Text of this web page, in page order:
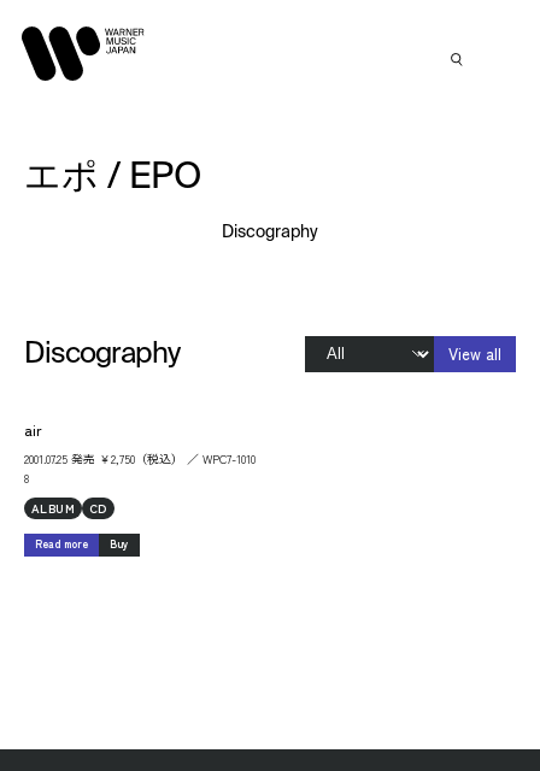
エポ / EPO
Discography
Discography View all
air
2001.07.25 発売 ￥2,750（税込） ／ WPC7-1010
8
ALBUM
CD
Read more Buy